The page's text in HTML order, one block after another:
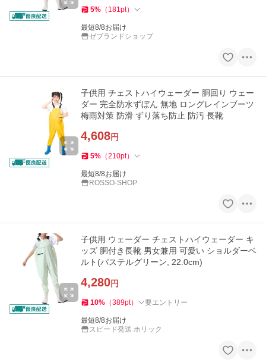
5% （ 181pt）
最短8/8お届け
ゼブランドショップ
子供用 チェストハイウェーダー 胴回り ウェー
ダー 完全防水ずぼん 無地 ロングレインブーツ
梅雨対策 防滑 ずり落ち防止 防汚 長靴
4,608円
5% （210pt）
最短8/8お届け
ROSSO-SHOP
子供用 ウェーダー チェストハイウェーダー キ
ッズ 胴付き長靴 男女兼用 可愛い ショルダーベ
ルト(パステルグリーン, 22.0cm)
4,280円
10% （389pt） 要エントリー
最短8/8お届け
スピード発送 ホリック